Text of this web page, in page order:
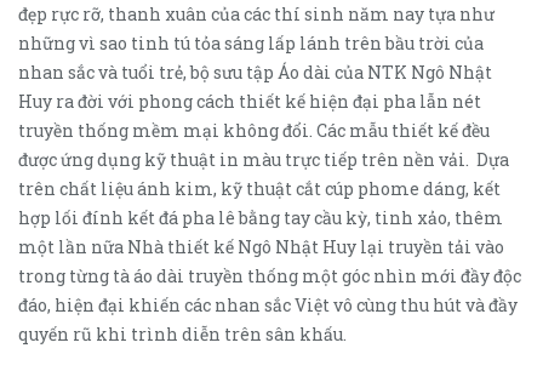
đẹp rực rỡ, thanh xuân của các thí sinh năm nay tựa như
những vì sao tinh tú tỏa sáng lấp lánh trên bầu trời của
nhan sắc và tuổi trẻ, bộ sưu tập Áo dài của NTK Ngô Nhật
Huy ra đời với phong cách thiết kế hiện đại pha lẫn nét
truyền thống mềm mại không đổi. Các mẫu thiết kế đều
được ứng dụng kỹ thuật in màu trực tiếp trên nền vải. Dựa
trên chất liệu ánh kim, kỹ thuật cắt cúp phome dáng, kết
hợp lối đính kết đá pha lê bằng tay cầu kỳ, tinh xảo, thêm
một lần nữa Nhà thiết kế Ngô Nhật Huy lại truyền tải vào
trong từng tà áo dài truyền thống một góc nhìn mới đầy độc
đáo, hiện đại khiến các nhan sắc Việt vô cùng thu hút và đầy
quyến rũ khi trình diễn trên sân khấu.